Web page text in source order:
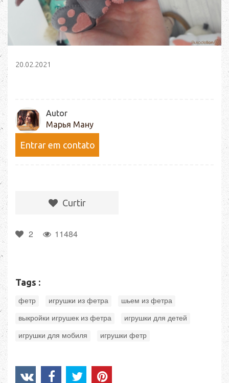
20.02.2021
Autor
Марья Ману
Entrar em contato
Сurtir
2 11484
Tags :
фетр игрушки из фетра шьем из фетра
выкройки игрушек из фетра игрушки для детей
игрушки для мобиля игрушки фетр